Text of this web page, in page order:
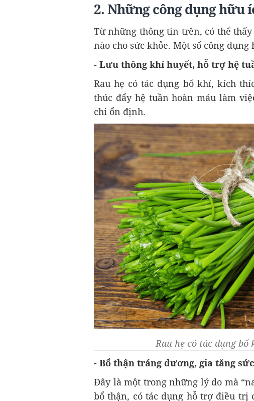
2. Những công dụng hữu
Từ những thông tin trên, có thể
nào cho sức khỏe. Một số công
- Lưu thông khí huyết, hỗ trợ hệ
Rau hẹ có tác dụng bổ khí, kích
thúc đẩy hệ tuần hoàn máu làm
chi ổn định.
Rau hẹ có tác dụng
- Bổ thận tráng dương, gia tăng
Đây là một trong những lý do mà
bổ thận, có tác dụng hỗ trợ điều trị